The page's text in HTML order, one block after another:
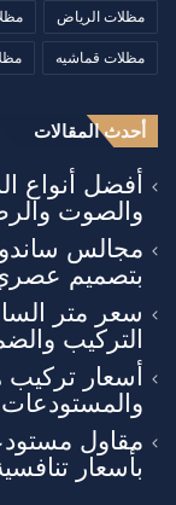
مظلات الرياض
مظلات قماشيه
أحدث المقالات
أفضل أنواع
والصوت
مجالس
بتصميم
سعر متر
التركيب
أسعار تركيب
مقاول
بأسعار